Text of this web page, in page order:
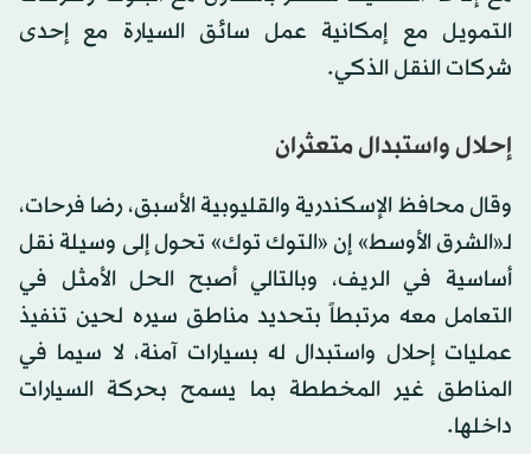
التمويل مع إمكانية عمل سائق السيارة مع إحدى
شركات النقل الذكي.
إحلال واستبدال متعثران
وقال محافظ الإسكندرية والقليوبية الأسبق، رضا فرحات،
لـ«الشرق الأوسط» إن «التوك توك» تحول إلى وسيلة نقل
أساسية في الريف، وبالتالي أصبح الحل الأمثل في
التعامل معه مرتبطاً بتحديد مناطق سيره لحين تنفيذ
عمليات إحلال واستبدال له بسيارات آمنة، لا سيما في
المناطق غير المخططة بما يسمح بحركة السيارات
داخلها.